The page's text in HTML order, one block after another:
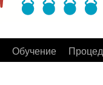
Обучение